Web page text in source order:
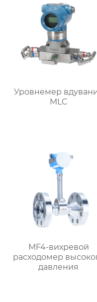
Уровнемер
MLC
MF4-вихревой
расходомер
давления